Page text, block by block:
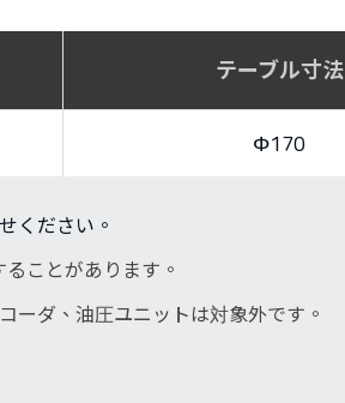
テーブル寸法
Φ170
ください。
ことがあります。
ーダ、油圧ユニットは対象外です。